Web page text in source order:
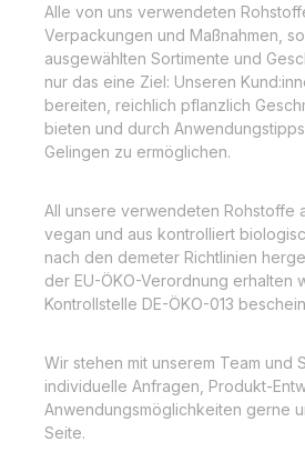
Alle von uns verwendeten
Verpackungen und Maßnahmen,
ausgewählten Sortimente und
nur das eine Ziel: Unseren
bereiten, reichlich pflanzlich
bieten und durch
Gelingen zu ermöglichen.
All unsere verwendeten Rohstoffe
vegan und aus kontrolliert
nach den demeter Richtlinien
der EU-ÖKO-Verordnung erhalten
Kontrollstelle DE-ÖKO-013
Wir stehen mit unserem Team und
individuelle Anfragen, Produkt-
Anwendungsmöglichkeiten gerne
Seite.